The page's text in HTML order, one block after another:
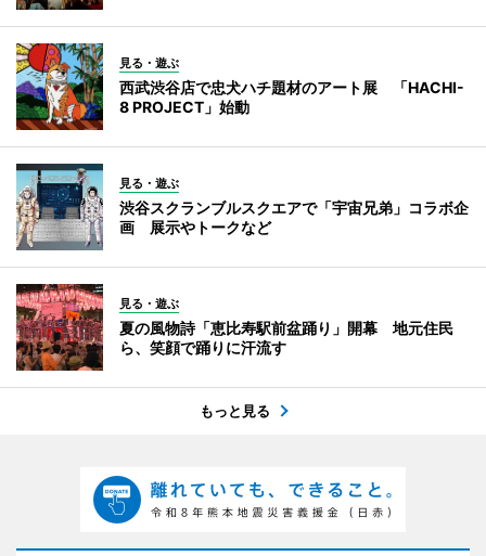
見る・遊ぶ
西武渋谷店で忠犬ハチ題材のアート展 「HACHI-
8 PROJECT」始動
見る・遊ぶ
渋谷スクランブルスクエアで「宇宙兄弟」コラボ企
画 展示やトークなど
見る・遊ぶ
夏の風物詩「恵比寿駅前盆踊り」開幕 地元住民
ら、笑顔で踊りに汗流す
もっと見る